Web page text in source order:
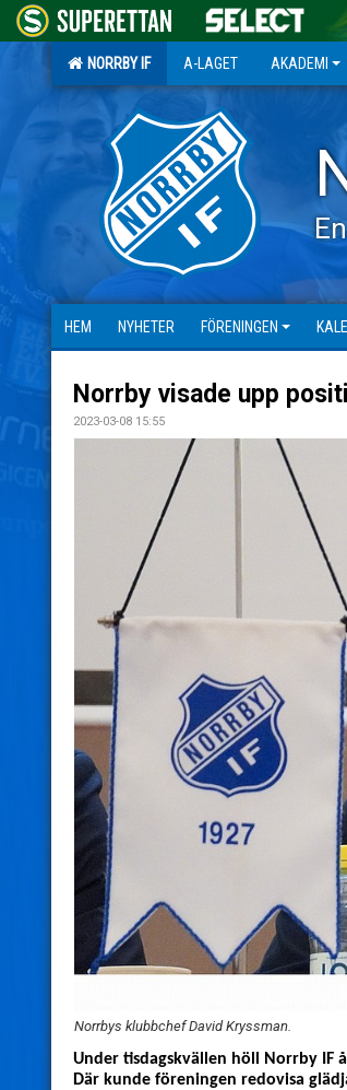
NORRBY IF A-LAGET AKADEMI
HEM NYHETER FÖRENINGEN
Norrby visade upp
2023-03-08 15:55
Norrbys klubbchef David Kryssman.
Under tisdagskvällen höll Norrby IF
Där kunde föreningen redovisa